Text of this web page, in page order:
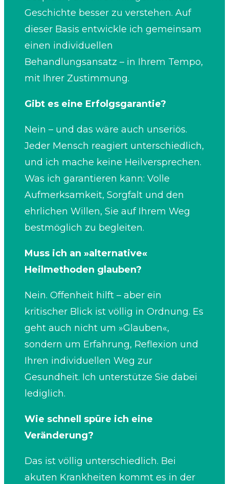
Geschichte besser zu verstehen. Auf
dieser Basis entwickle ich gemeinsam
einen individuellen
Behandlungsansatz – in Ihrem Tempo,
mit Ihrer Zustimmung.
Gibt es eine Erfolgsgarantie?
Nein – und das wäre auch unseriös.
Jeder Mensch reagiert unterschiedlich,
und ich mache keine Heilversprechen.
Was ich garantieren kann: Volle
Aufmerksamkeit, Sorgfalt und den
ehrlichen Willen, Sie auf Ihrem Weg
bestmöglich zu begleiten.
Muss ich an »alternative«
Heilmethoden glauben?
Nein. Offenheit hilft – aber ein
kritischer Blick ist völlig in Ordnung. Es
geht auch nicht um »Glauben«,
sondern um Erfahrung, Reflexion und
Ihren individuellen Weg zur
Gesundheit. Ich unterstütze Sie dabei
lediglich.
Wie schnell spüre ich eine
Veränderung?
Das ist völlig unterschiedlich. Bei
akuten Krankheiten kommt es in der